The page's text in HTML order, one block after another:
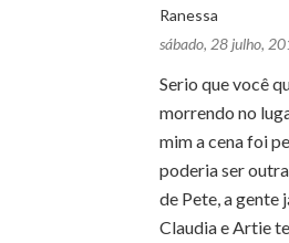
Ranessa
sábado, 28 julho,
Serio que você
morrendo no
mim a cena foi
poderia ser
de Pete, a gente
Claudia e Artie